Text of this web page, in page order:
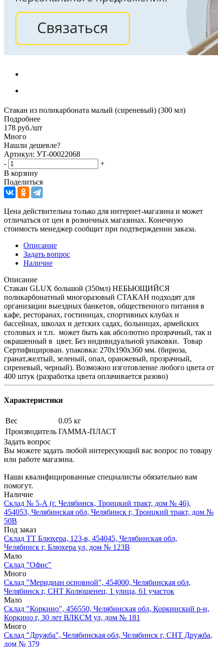
Стакан из поликарбоната малый (сиреневый) (300 мл)
Подробнее
178 руб./шт
Много
Нашли дешевле?
Артикул: УТ-00022068
-
+
В корзину
Поделиться
Цена действительна только для интернет-магазина и может
отличаться от цен в розничных магазинах. Конечную
стоимость менеджер сообщит при подтверждении заказа.
Описание
Задать вопрос
Наличие
Описание
Стакан GLUX большой (350мл) НЕБЬЮЩИЙСЯ
поликарбонатный многоразовый СТАКАН подходят для
организации выездных банкетов, общественного питания в
кафе, ресторанах, гостиницах, спортивных клубах и
бассейнах, школах и детских садах, больницах, армейских
столовых и т.п. может быть как абсолютно прозрачный, так и
окрашенный в цвет. Без индивидуальной упаковки. Товар
Сертифицирован. упаковка: 270х190х360 мм. (бирюза,
гранат,желтый, зеленый, опал, оранжевый, прозрачный,
сиреневый, черный). Возможно изготовление любого цвета от
400 штук (разработка цвета оплачивается разово)
Характеристики
Вес
0.05 кг
Производитель ГАММА-ПЛАСТ
Задать вопрос
Вы можете задать любой интересующий вас вопрос по товару
или работе магазина.
Наши квалифицированные специалисты обязательно вам
помогут.
Наличие
Склад № 5-А (г. Челябинск, Троицкий тракт, дом № 46),
454053, Челябинская обл, Челябинск г, Троицкий тракт, дом №
50В
Под заказ
Склад ТТ Блюхера, 123-в, 454045, Челябинская обл,
Челябинск г, Блюхера ул, дом № 123В
Мало
Склад "Офис"
Много
Склад "Меридиан основной", 454000, Челябинская обл,
Челябинск г, СНТ Колющенец, 1 улица, 61 участок
Мало
Склад "Коркино", 456550, Челябинская обл, Коркинский р-н,
Коркино г, 30 лет ВЛКСМ ул, дом № 181
Много
Склад "Дружба", Челябинская обл, Челябинск г, СНТ Дружба,
дом № 379